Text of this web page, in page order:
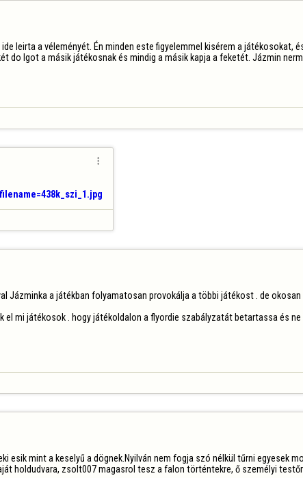
leirta a véleményét. Én minden este figyelemmel kisérem a
do lgot a másik játékosnak és mindig a másik kapja a feketét. Jázmin

Jázminka a játékban folyamatosan provokálja a többi játékost . de
mi játékosok . hogy játékoldalon a flyordie szabályzatát betartassa és
esik mint a keselyű a dögnek.Nyilván nem fogja szó nélkül tűrni egyesek
holdudvara, zsolt007 magasrol tesz a falon történtekre, ő személyi